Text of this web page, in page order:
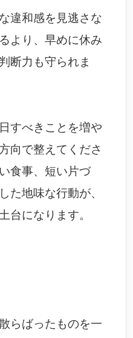
違和感を見逃さな
より、早めに休み
断力も守られま
すべきことを増や
向で整えてくださ
食事、短い片づ
た地味な行動が、
台になります。
らばったものを一